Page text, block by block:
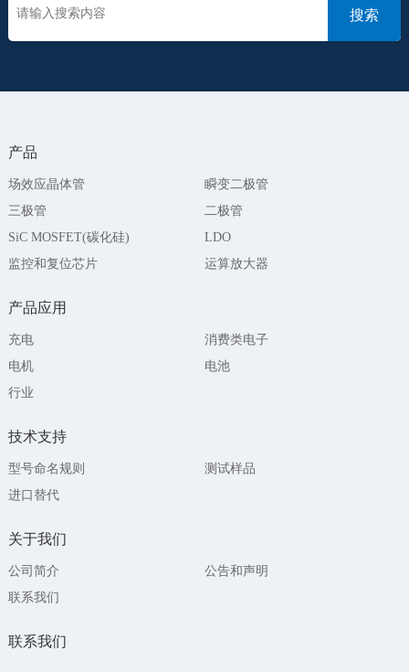
产品
场效应晶体管
瞬变二极管
三极管
二极管
SiC MOSFET(碳化硅)
LDO
监控和复位芯片
运算放大器
产品应用
充电
消费类电子
电机
电池
行业
技术支持
型号命名规则
测试样品
进口替代
关于我们
公司简介
公告和声明
联系我们
联系我们